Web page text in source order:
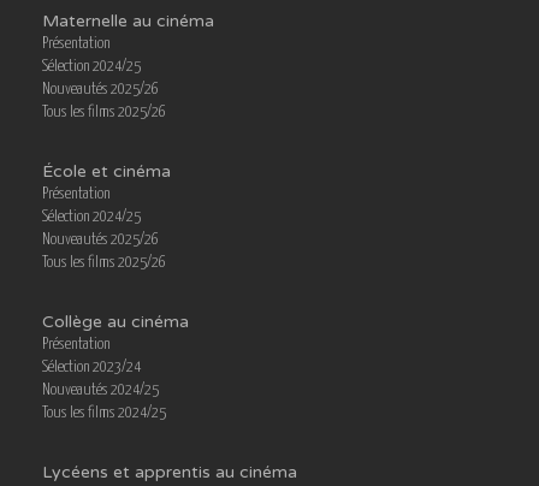
Maternelle au cinéma
Présentation
Sélection 2024/25
Nouveautés 2025/26
Tous les films 2025/26
École et cinéma
Présentation
Sélection 2024/25
Nouveautés 2025/26
Tous les films 2025/26
Collège au cinéma
Présentation
Sélection 2023/24
Nouveautés 2024/25
Tous les films 2024/25
Lycéens et apprentis au cinéma